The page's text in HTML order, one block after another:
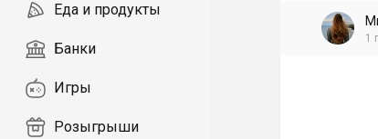
Еда и продукты
Банки
Игры
Розыгрыши
1